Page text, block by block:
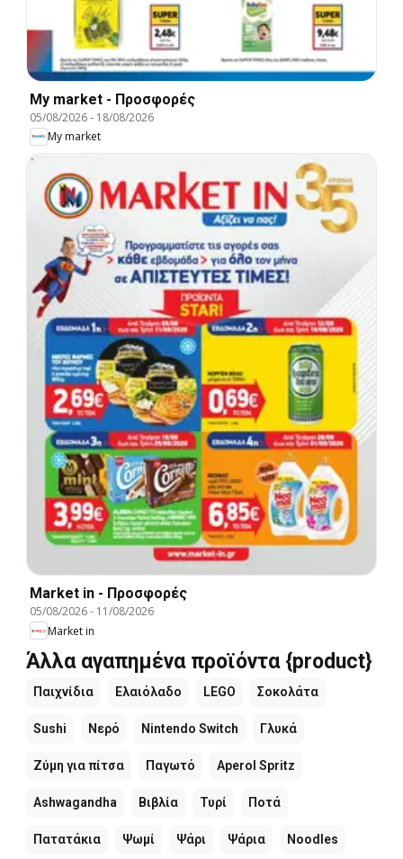
My market - Προσφορές
05/08/2026- 18/08/2026
My market
Market in - Προσφορές
05/08/2026- 11/08/2026
Market in
Άλλα αγαπημένα προϊόντα {product}
Παιχνίδια Ελαιόλαδο LEGO Σοκολάτα
Sushi Νερό Nintendo Switch Γλυκά
Ζύμη για πίτσα Παγωτό Aperol Spritz
Ashwagandha Βιβλία Τυρί Ποτά
Πατατάκια Ψωμί Ψάρι Ψάρια Noodles